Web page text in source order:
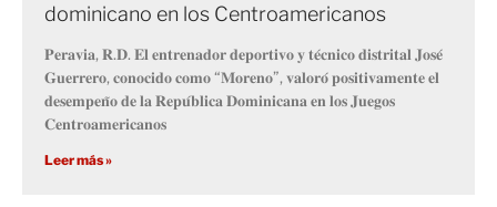
dominicano en los Centroamericanos
𝐏𝐞𝐫𝐚𝐯𝐢𝐚, 𝐑.𝐃. 𝐄𝐥 𝐞𝐧𝐭𝐫𝐞𝐧𝐚𝐝𝐨𝐫 𝐝𝐞𝐩𝐨𝐫𝐭𝐢𝐯𝐨 𝐲 𝐭𝐞́𝐜𝐧𝐢𝐜𝐨 𝐝𝐢𝐬𝐭𝐫𝐢𝐭𝐚𝐥 𝐉𝐨𝐬𝐞́
𝐆𝐮𝐞𝐫𝐫𝐞𝐫𝐨, 𝐜𝐨𝐧𝐨𝐜𝐢𝐝𝐨 𝐜𝐨𝐦𝐨 “𝐌𝐨𝐫𝐞𝐧𝐨”, 𝐯𝐚𝐥𝐨𝐫𝐨́ 𝐩𝐨𝐬𝐢𝐭𝐢𝐯𝐚𝐦𝐞𝐧𝐭𝐞 𝐞𝐥
𝐝𝐞𝐬𝐞𝐦𝐩𝐞𝐧̃𝐨 𝐝𝐞 𝐥𝐚 𝐑𝐞𝐩𝐮́𝐛𝐥𝐢𝐜𝐚 𝐃𝐨𝐦𝐢𝐧𝐢𝐜𝐚𝐧𝐚 𝐞𝐧 𝐥𝐨𝐬 𝐉𝐮𝐞𝐠𝐨𝐬
𝐂𝐞𝐧𝐭𝐫𝐨𝐚𝐦𝐞𝐫𝐢𝐜𝐚𝐧𝐨𝐬
Leer más »